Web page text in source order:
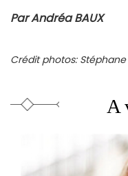
Par Andréa BAUX
Crédit photos: Stéphane
A